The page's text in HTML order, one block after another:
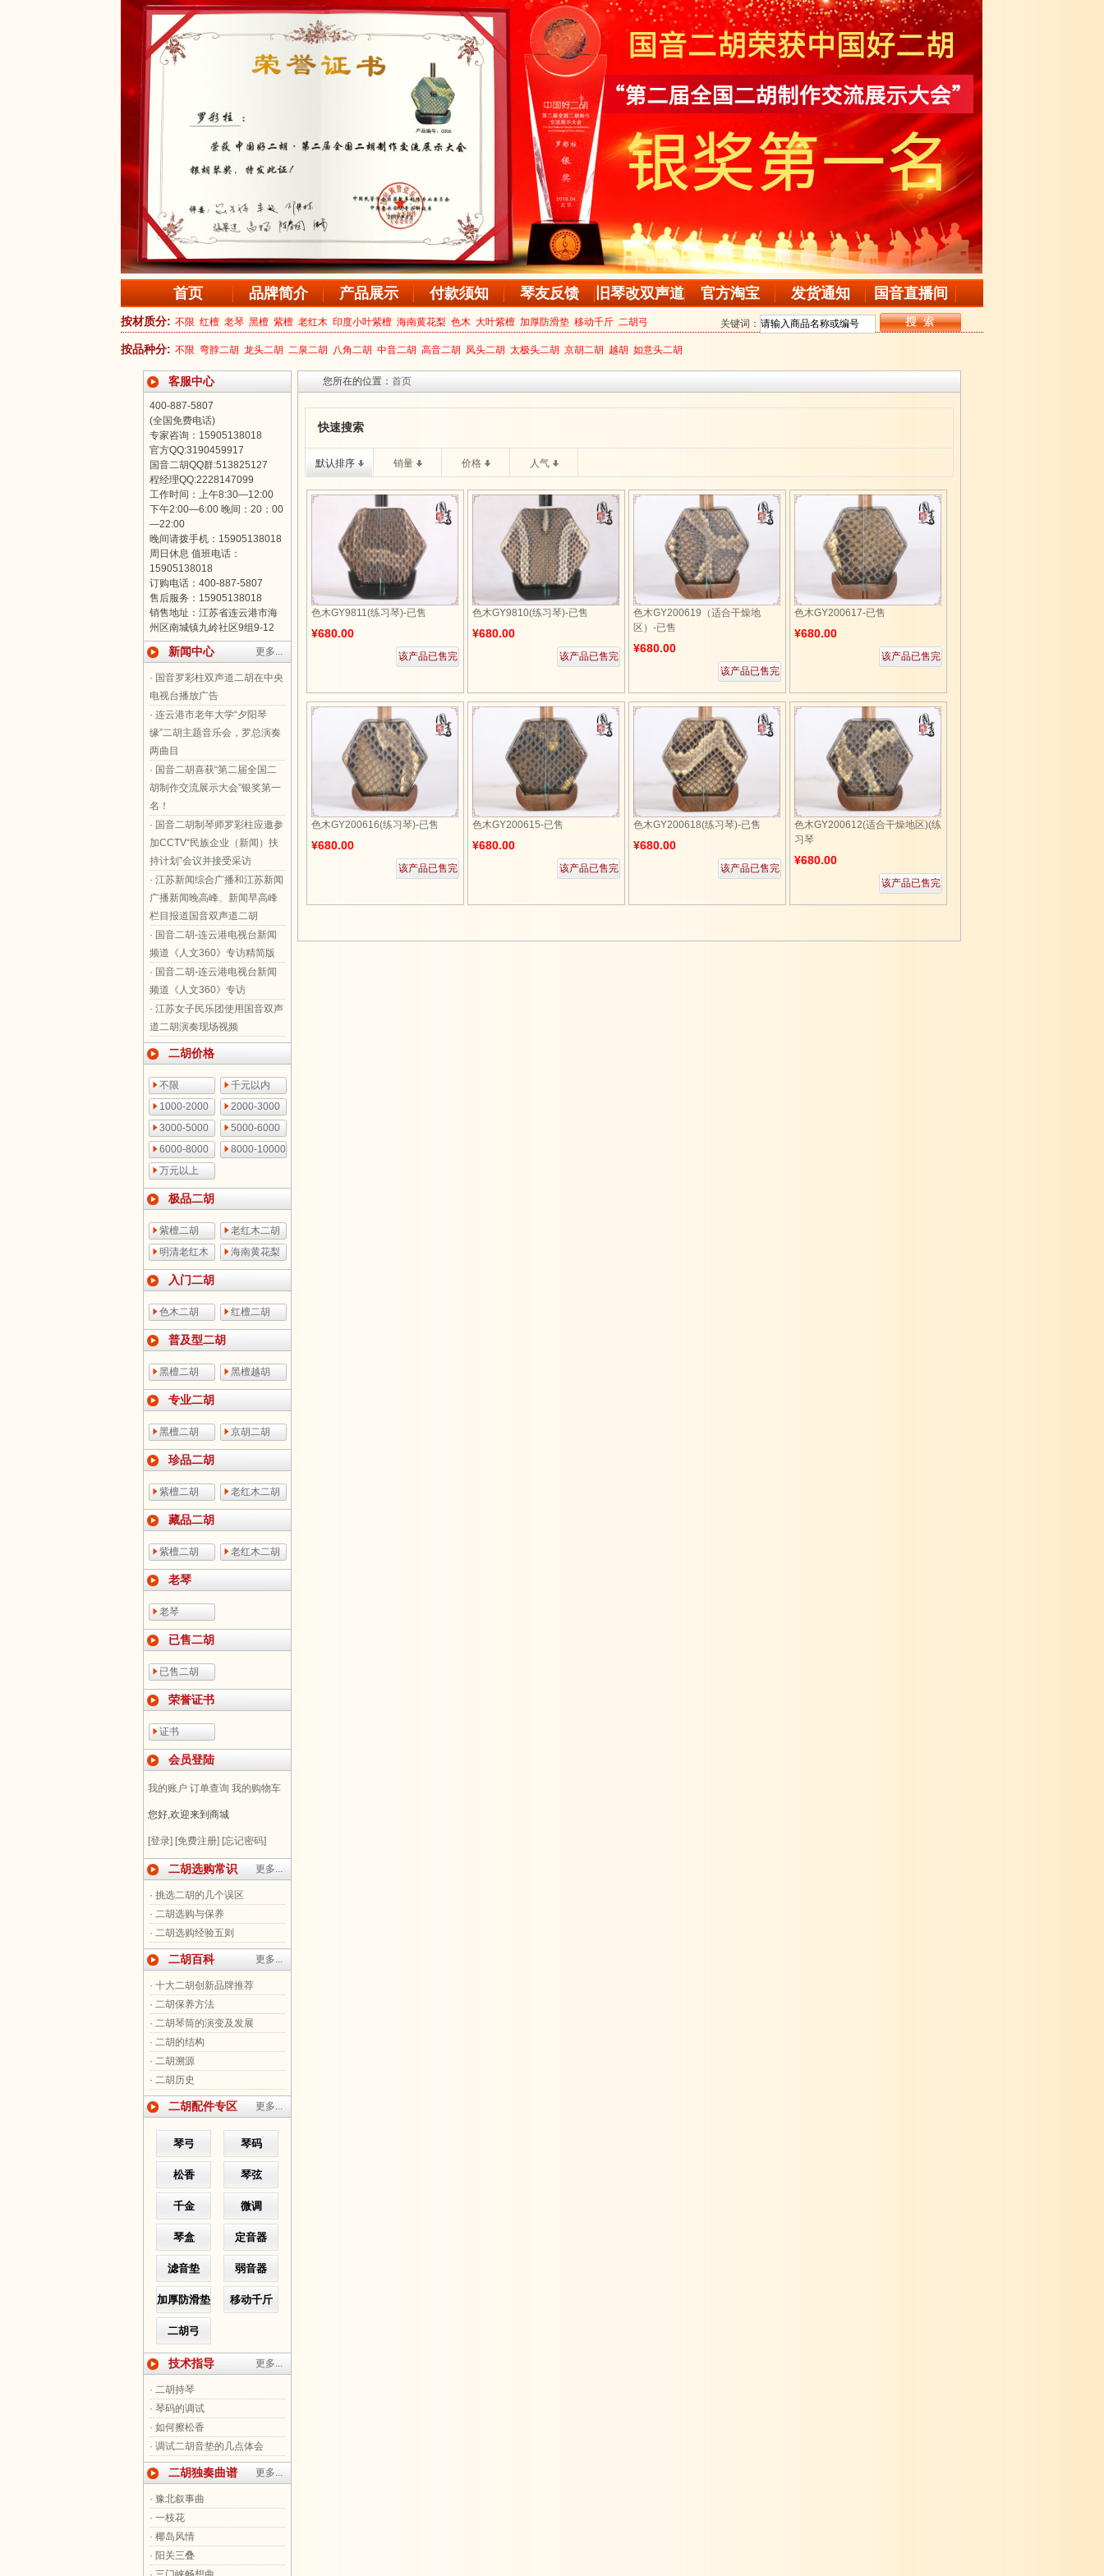
首页 品牌简介 产品展示 付款须知 琴友反馈 旧琴改双声道 官方淘宝 发货通知 国音直播间
按材质分: 不限 红檀 老琴 黑檀 紫檀 老红木 印度小叶紫檀 海南黄花梨 色木 大叶紫檀 加厚防滑垫 移动千斤 二胡弓 关键词：
按品种分: 不限 弯脖二胡 龙头二胡 二泉二胡 八角二胡 中音二胡 高音二胡 凤头二胡 太极头二胡 京胡二胡 越胡 如意头二胡
客服中心
400-887-5807
(全国免费电话)
专家咨询：15905138018
官方QQ:3190459917
国音二胡QQ群:513825127
程经理QQ:2228147099
工作时间：上午8:30—12:00
下午2:00—6:00 晚间：20：00
—22:00
晚间请拨手机：15905138018
周日休息 值班电话：
15905138018
订购电话：400-887-5807
售后服务：15905138018
销售地址：江苏省连云港市海
州区南城镇九岭社区9组9-12
新闻中心 更多...
· 国音罗彩柱双声道二胡在中央
电视台播放广告
· 连云港市老年大学“夕阳琴
缘”二胡主题音乐会，罗总演奏
两曲目
· 国音二胡喜获“第二届全国二
胡制作交流展示大会”银奖第一
名！
· 国音二胡制琴师罗彩柱应邀参
加CCTV“民族企业（新闻）扶
持计划”会议并接受采访
· 江苏新闻综合广播和江苏新闻
广播新闻晚高峰、新闻早高峰
栏目报道国音双声道二胡
· 国音二胡-连云港电视台新闻
频道《人文360》专访精简版
· 国音二胡-连云港电视台新闻
频道《人文360》专访
· 江苏女子民乐团使用国音双声
道二胡演奏现场视频
二胡价格
不限
千元以内
1000-2000
2000-3000
3000-5000
5000-6000
6000-8000
8000-10000
万元以上
极品二胡
紫檀二胡
老红木二胡
明清老红木
海南黄花梨
入门二胡
色木二胡 红檀二胡
普及型二胡
黑檀二胡 黑檀越胡
专业二胡
黑檀二胡 京胡二胡
珍品二胡
紫檀二胡 老红木二胡
藏品二胡
紫檀二胡 老红木二胡
老琴
老琴
已售二胡
已售二胡
荣誉证书
证书
会员登陆
我的账户 订单查询 我的购物车
您好,欢迎来到商城
[登录] [免费注册] [忘记密码]
二胡选购常识 更多...
· 挑选二胡的几个误区
· 二胡选购与保养
· 二胡选购经验五则
二胡百科 更多...
· 十大二胡创新品牌推荐
· 二胡保养方法
· 二胡琴筒的演变及发展
· 二胡的结构
· 二胡溯源
· 二胡历史
二胡配件专区 更多...
琴弓 琴码
松香 琴弦
千金 微调
琴盒 定音器
滤音垫 弱音器
加厚防滑垫 移动千斤
二胡弓
技术指导 更多...
· 二胡持琴
· 琴码的调试
· 如何擦松香
· 调试二胡音垫的几点体会
二胡独奏曲谱 更多...
· 豫北叙事曲
· 一枝花
· 椰岛风情
· 阳关三叠
您所在的位置： 首页
快速搜索
默认排序 销量 价格 人气
色木GY9811(练习琴)-已售
¥680.00
该产品已售完
色木GY9810(练习琴)-已售
¥680.00
该产品已售完
色木GY200619（适合干燥地
区）-已售
¥680.00
该产品已售完
色木GY200617-已售
¥680.00
该产品已售完
色木GY200616(练习琴)-已售
¥680.00
该产品已售完
色木GY200615-已售
¥680.00
该产品已售完
色木GY200618(练习琴)-已售
¥680.00
该产品已售完
色木GY200612(适合干燥地区)(练
习琴
¥680.00
该产品已售完